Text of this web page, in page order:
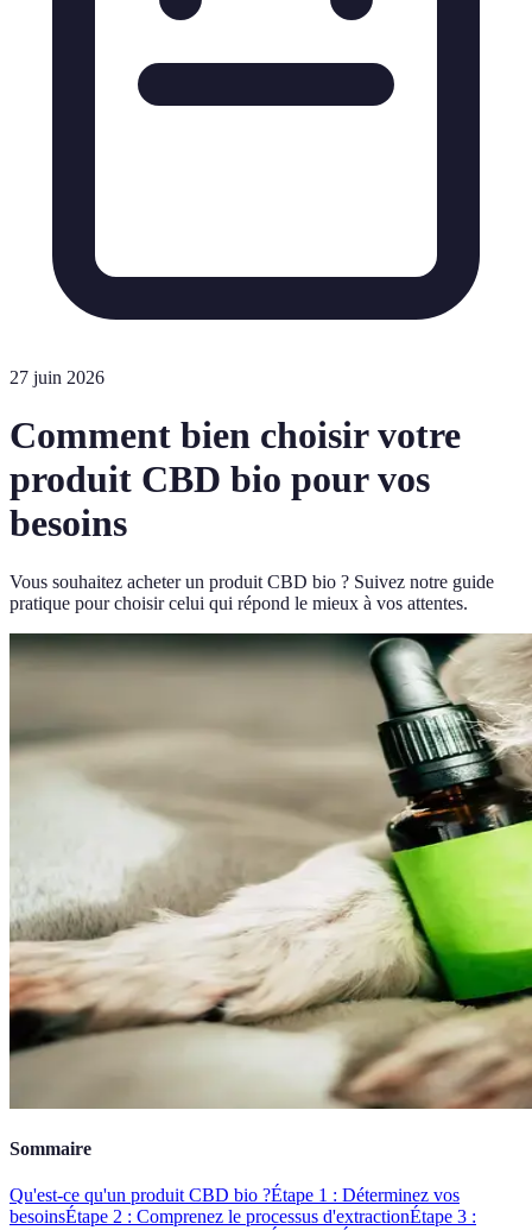
27 juin 2026
Comment bien choisir votre
produit CBD bio pour vos
besoins
Vous souhaitez acheter un produit CBD bio ? Suivez notre guide
pratique pour choisir celui qui répond le mieux à vos attentes.
Sommaire
Qu'est-ce qu'un produit CBD bio ?Étape 1 : Déterminez vos
besoinsÉtape 2 : Comprenez le processus d'extractionÉtape 3 :